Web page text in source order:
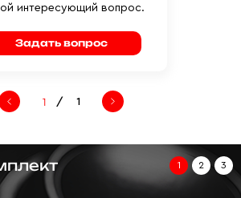
интересующий вопрос.
Задать вопрос
/ 1
1 2 3